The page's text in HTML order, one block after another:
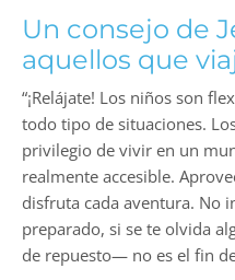
responder a
compartirnos
aeropuertos Bedbox
vuelo